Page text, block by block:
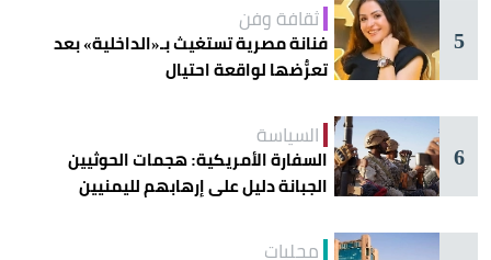
5
ثقافة وفن
فنانة مصرية تستغيث بـ«الداخلية» بعد
تعرُّضها لواقعة احتيال
6
السياسة
السفارة الأمريكية: هجمات الحوثيين
الجبانة دليل على إرهابهم لليمنيين
محليات